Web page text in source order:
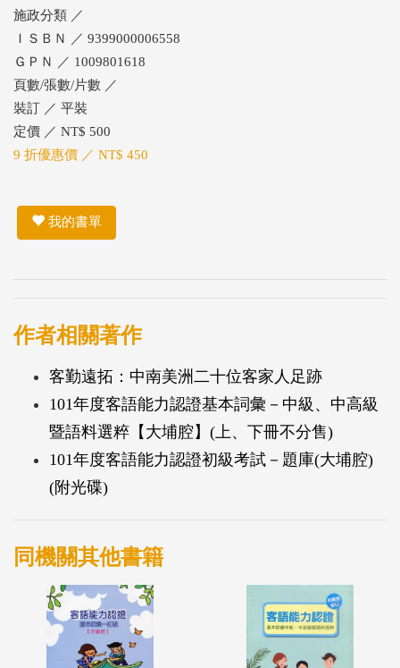
施政分類 ／
ＩＳＢＮ ／ 9399000006558
ＧＰＮ ／ 1009801618
頁數/張數/片數 ／
裝訂 ／ 平裝
定價 ／ NT$ 500
9 折優惠價 ／ NT$ 450
我的書單
作者相關著作
客勤遠拓：中南美洲二十位客家人足跡
101年度客語能力認證基本詞彙－中級、中高級
暨語料選粹【大埔腔】(上、下冊不分售)
101年度客語能力認證初級考試－題庫(大埔腔)
(附光碟)
同機關其他書籍